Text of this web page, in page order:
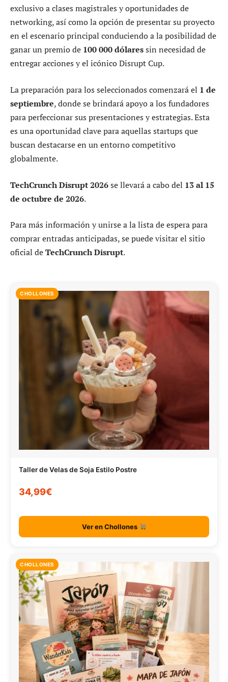
exclusivo a clases magistrales y oportunidades de
networking, así como la opción de presentar su proyecto
en el escenario principal conduciendo a la posibilidad de
ganar un premio de 100 000 dólaressin necesidad de
entregar acciones y el icónico Disrupt Cup.
La preparación para los seleccionados comenzará el 1 de
septiembre, donde se brindará apoyo a los fundadores
para perfeccionar sus presentaciones y estrategias. Esta
es una oportunidad clave para aquellas startups que
buscan destacarse en un entorno competitivo
globalmente.
TechCrunch Disrupt 2026se llevará a cabo del 13 al 15
de octubre de 2026.
Para más información y unirse a la lista de espera para
comprar entradas anticipadas, se puede visitar el sitio
oficial deTechCrunch Disrupt.
CHOLLONES
Taller de Velas de Soja Estilo Postre
34,99€
Ver en Chollones
CHOLLONES